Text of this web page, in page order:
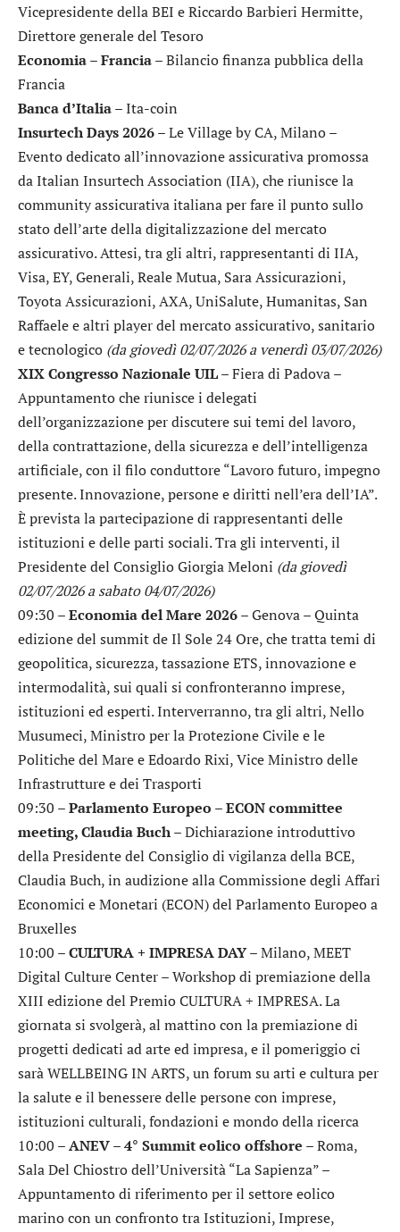
Vicepresidente della BEI e Riccardo Barbieri Hermitte,
Direttore generale del Tesoro
Economia – Francia– Bilancio finanza pubblica della
Francia
Banca d’Italia– Ita-coin
Insurtech Days 2026– Le Village by CA, Milano –
Evento dedicato all’innovazione assicurativa promossa
da Italian Insurtech Association (IIA), che riunisce la
community assicurativa italiana per fare il punto sullo
stato dell’arte della digitalizzazione del mercato
assicurativo. Attesi, tra gli altri, rappresentanti di IIA,
Visa, EY, Generali, Reale Mutua, Sara Assicurazioni,
Toyota Assicurazioni, AXA, UniSalute, Humanitas, San
Raffaele e altri player del mercato assicurativo, sanitario
e tecnologico (da giovedì 02/07/2026 a venerdì 03/07/2026)
XIX Congresso Nazionale UIL– Fiera di Padova –
Appuntamento che riunisce i delegati
dell’organizzazione per discutere sui temi del lavoro,
della contrattazione, della sicurezza e dell’intelligenza
artificiale, con il filo conduttore “Lavoro futuro, impegno
presente. Innovazione, persone e diritti nell’era dell’IA”.
È prevista la partecipazione di rappresentanti delle
istituzioni e delle parti sociali. Tra gli interventi, il
Presidente del Consiglio Giorgia Meloni (da giovedì
02/07/2026 a sabato 04/07/2026)
09:30 –Economia del Mare 2026– Genova – Quinta
edizione del summit de Il Sole 24 Ore, che tratta temi di
geopolitica, sicurezza, tassazione ETS, innovazione e
intermodalità, sui quali si confronteranno imprese,
istituzioni ed esperti. Interverranno, tra gli altri, Nello
Musumeci, Ministro per la Protezione Civile e le
Politiche del Mare e Edoardo Rixi, Vice Ministro delle
Infrastrutture e dei Trasporti
09:30 –Parlamento Europeo – ECON committee
meeting, Claudia Buch– Dichiarazione introduttivo
della Presidente del Consiglio di vigilanza della BCE,
Claudia Buch, in audizione alla Commissione degli Affari
Economici e Monetari (ECON) del Parlamento Europeo a
Bruxelles
10:00 –CULTURA + IMPRESA DAY– Milano, MEET
Digital Culture Center – Workshop di premiazione della
XIII edizione del Premio CULTURA + IMPRESA. La
giornata si svolgerà, al mattino con la premiazione di
progetti dedicati ad arte ed impresa, e il pomeriggio ci
sarà WELLBEING IN ARTS, un forum su arti e cultura per
la salute e il benessere delle persone con imprese,
istituzioni culturali, fondazioni e mondo della ricerca
10:00 –ANEV – 4° Summit eolico offshore – Roma,
Sala Del Chiostro dell’Università “La Sapienza” –
Appuntamento di riferimento per il settore eolico
marino con un confronto tra Istituzioni, Imprese,